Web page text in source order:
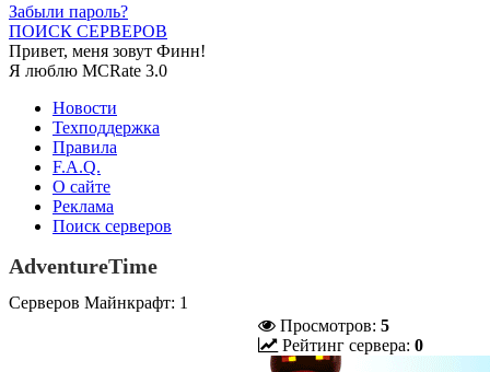
Забыли пароль?
ПОИСК СЕРВЕРОВ
Привет, меня зовут Финн!
Я люблю MCRate 3.0
Новости
Техподдержка
Правила
F.A.Q.
О сайте
Реклама
Поиск серверов
AdventureTime
Серверов Майнкрафт: 1
Просмотров: 5
Рейтинг сервера: 0